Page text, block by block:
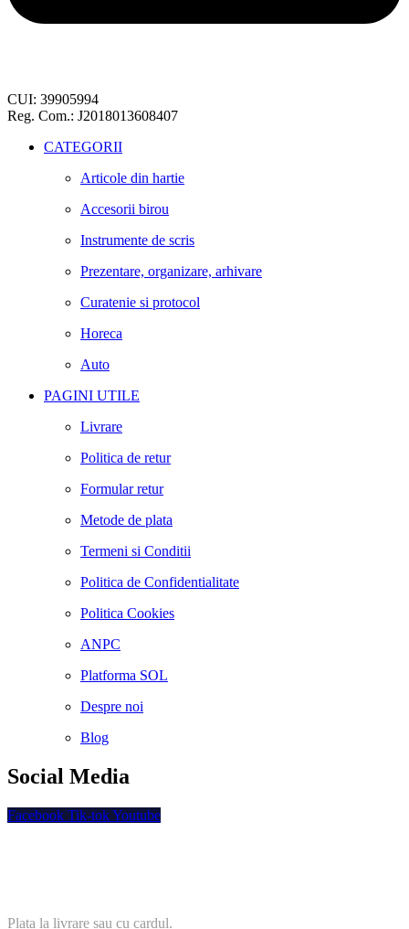
CUI: 39905994
Reg. Com.: J2018013608407
CATEGORII
Articole din hartie
Accesorii birou
Instrumente de scris
Prezentare, organizare, arhivare
Curatenie si protocol
Horeca
Auto
PAGINI UTILE
Livrare
Politica de retur
Formular retur
Metode de plata
Termeni si Conditii
Politica de Confidentialitate
Politica Cookies
ANPC
Platforma SOL
Despre noi
Blog
Social Media
Facebook Tik-tokYoutube
Plata la livrare sau cu cardul.